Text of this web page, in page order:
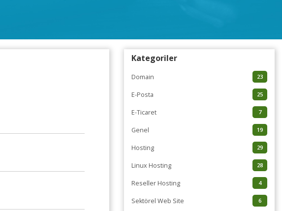
Kategoriler
23
Domain
25
E-Posta
7
E-Ticaret
19
Genel
29
Hosting
28
Linux Hosting
4
Reseller Hosting
6
Sektörel Web Site